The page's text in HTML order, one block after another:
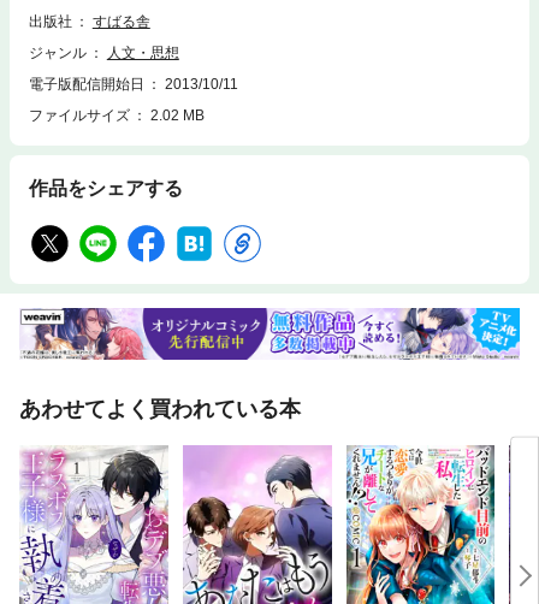
出版社
すばる舎
ジャンル
人文・思想
電子版配信開始日
2013/10/11
ファイルサイズ
2.02 MB
作品をシェアする
あわせてよく買われている本